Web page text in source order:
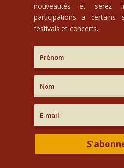
nouveautés et serez
participations à certains
festivals et concerts.